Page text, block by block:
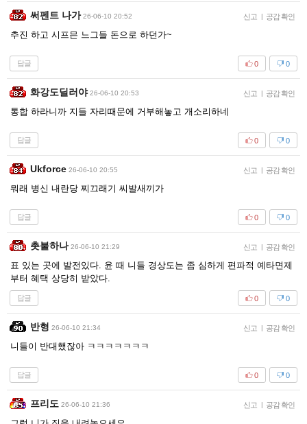
써펜트 나가 26-06-10 20:52 신고 | 공감 확인
추진 하고 시프믄 느그들 돈으로 하던가~
답글 0
0
화강도딜러야 26-06-10 20:53 신고 | 공감 확인
통합 하라니까 지들 자리때문에 거부해놓고 개소리하네
답글 0
0
Ukforce 26-06-10 20:55 신고 | 공감 확인
뭐래 병신 내란당 찌끄래기 씨발새끼가
답글 0
0
촛불하나 26-06-10 21:29 신고 | 공감 확인
표 있는 곳에 발전있다. 윤 때 니들 경상도는 좀 심하게 편파적 예타면제
부터 혜택 상당히 받았다.
답글 0
0
반형 26-06-10 21:34 신고 | 공감 확인
니들이 반대했잖아 ㅋㅋㅋㅋㅋㅋㅋ
답글 0
0
프리도 26-06-10 21:36 신고 | 공감 확인